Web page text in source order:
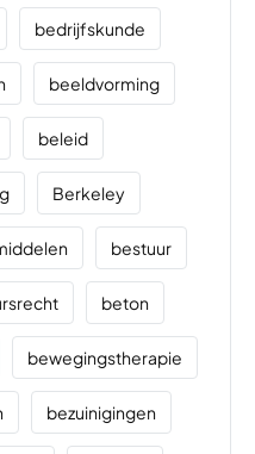
bedrijfskunde
beeldvorming
beleid
Berkeley
bestuur
beton
bewegingstherapie
bezuinigingen